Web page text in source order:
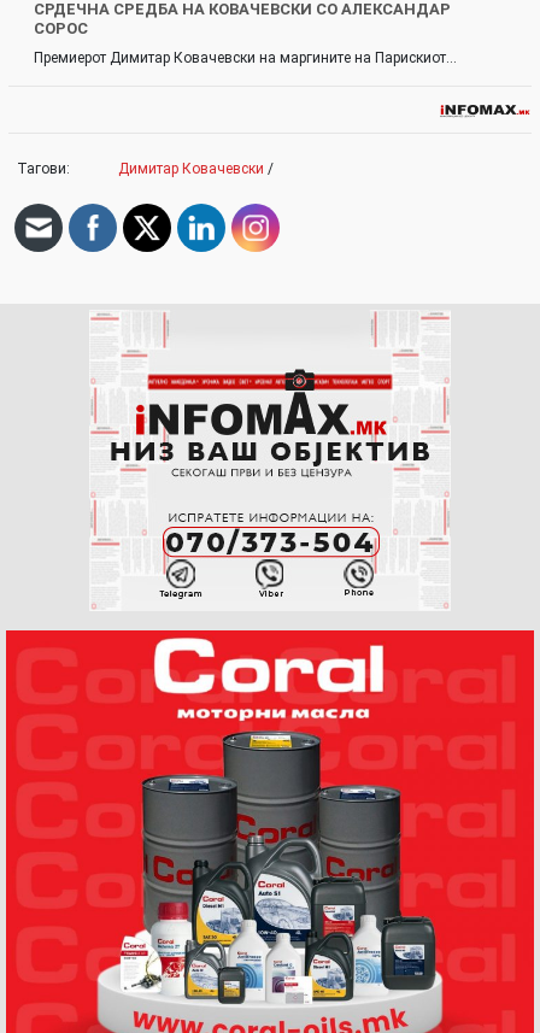
СРДЕЧНА СРЕДБА НА КОВАЧЕВСКИ СО АЛЕКСАНДАР
СОРОС
Премиерот Димитар Ковачевски на маргините на Парискиот…
Тагови: Димитар Ковачевски /